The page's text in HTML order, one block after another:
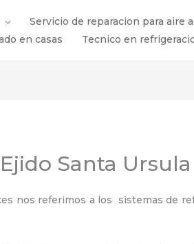
Servicio de reparacion para aire
en casas Tecnico en
Santa Ursula
nos referimos a los sistemas de